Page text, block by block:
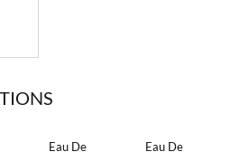
Eau De
Eau De